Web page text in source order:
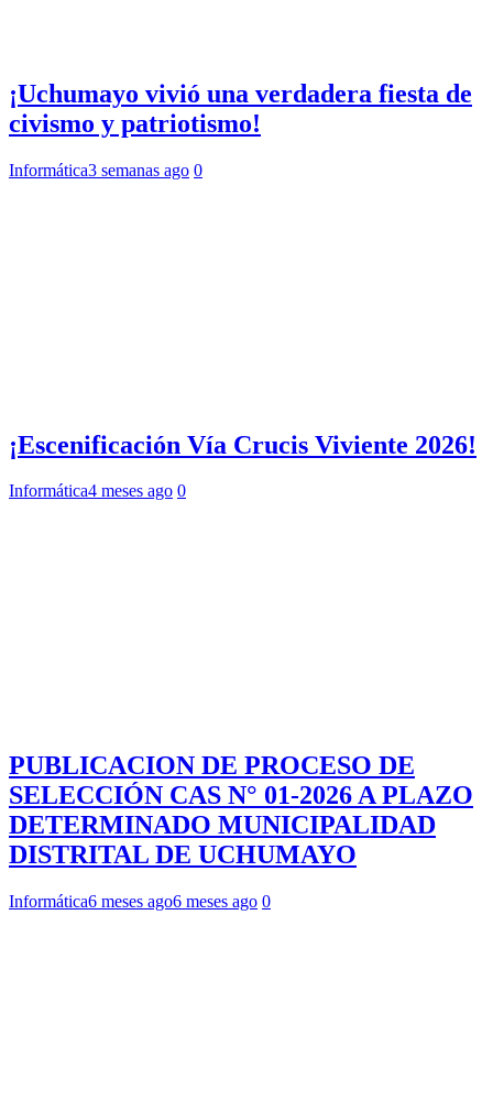
¡Uchumayo vivió una verdadera fiesta de
civismo y patriotismo!
Informática3 semanas ago 0
¡Escenificación Vía Crucis Viviente 2026!
Informática4 meses ago 0
PUBLICACION DE PROCESO DE
SELECCIÓN CAS N° 01-2026 A PLAZO
DETERMINADO MUNICIPALIDAD
DISTRITAL DE UCHUMAYO
Informática6 meses ago6 meses ago 0